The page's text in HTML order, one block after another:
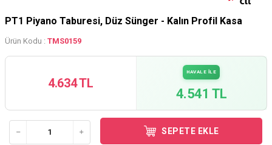
PT1 Piyano Taburesi, Düz Sünger - Kalın Profil Kasa
Ürün Kodu : TMS0159
4.634 TL
HAVALE İLE
4.541 TL
SEPETE EKLE